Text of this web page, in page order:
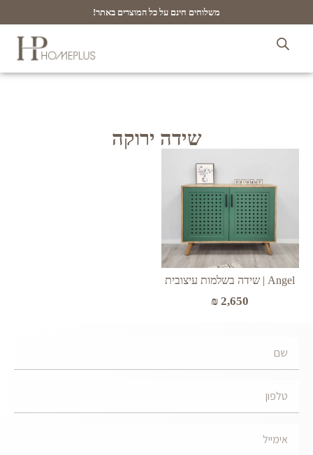
משלוחים חינם על כל המוצרים באתר!
שידה ירוקה
Angel | שידה בשלמות עיצובית
₪ 2,650